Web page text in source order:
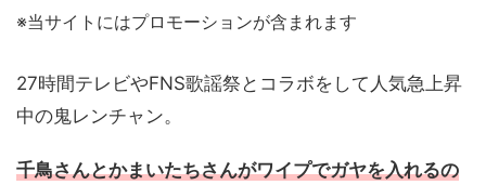
※当サイトにはプロモーションが含まれます
27時間テレビやFNS歌謡祭とコラボをして人気急上昇
中の鬼レンチャン。
千鳥さんとかまいたちさんがワイプでガヤを入れるの